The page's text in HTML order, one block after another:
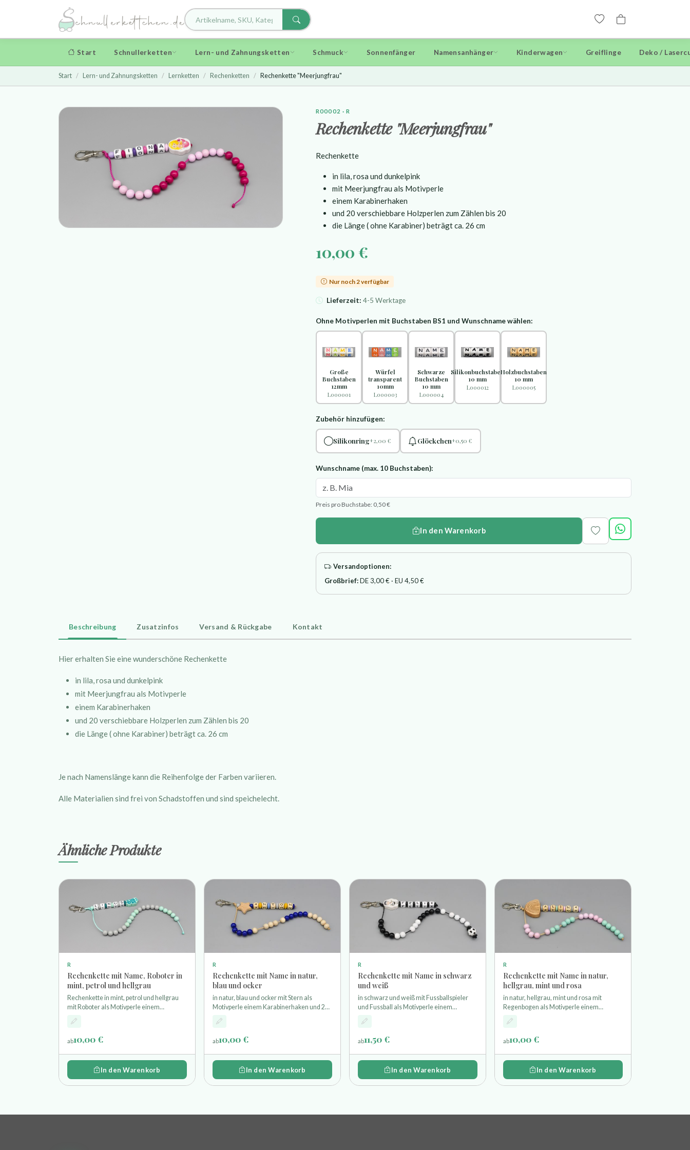
Start Schnullerketten Lern- und Zahnungsketten Schmuck Sonnenfänger Namensanhänger Kinderwagen Greiflinge Deko /
Start Lern- und Zahnungsketten Lernketten Rechenketten Rechenkette "Meerjungfrau"
R00002 · R
Rechenkette "Meerjungfrau"
Rechenkette
in lila, rosa und dunkelpink
mit Meerjungfrau als Motivperle
einem Karabinerhaken
und 20 verschiebbare Holzperlen zum Zählen bis 20
die Länge ( ohne Karabiner) beträgt ca. 26 cm
10,00 €
Nur noch 2 verfügbar
Lieferzeit: 4-5 Werktage
Ohne Motivperlen mit Buchstaben BS1 und Wunschname wählen:
Große
Buchstaben
12mm
L000001
Würfel
transparent
10mm
L000003
Schwarze
Buchstaben
10 mm
L000004
Silikonbuchstaben
10 mm
L000012
Holzbuchstaben
10 mm
L000005
Zubehör hinzufügen:
Silikonring+2,00 € Glöckchen+0,50 €
Wunschname (max. 10 Buchstaben):
Preis pro Buchstabe: 0,50 €
In den Warenkorb
Versandoptionen:
Großbrief:DE 3,00 € · EU 4,50 €
Beschreibung Zusatzinfos Versand & Rückgabe Kontakt
Hier erhalten Sie eine wunderschöne Rechenkette
in lila, rosa und dunkelpink
mit Meerjungfrau als Motivperle
einem Karabinerhaken
und 20 verschiebbare Holzperlen zum Zählen bis 20
die Länge ( ohne Karabiner) beträgt ca. 26 cm
Je nach Namenslänge kann die Reihenfolge der Farben variieren.
Alle Materialien sind frei von Schadstoffen und sind speichelecht.
Ähnliche Produkte
R
Rechenkette mit Name, Roboter in
mint, petrol und hellgrau
Rechenkette in mint, petrol und hellgrau
mit Roboter als Motivperle einem
Karabinerhaken und 20 Holzperlen zum
Zählen bis 20 Länge der Kette (ohne
Karabiner) ist ca. 26cm
ab10,00 €
In den Warenkorb
R
Rechenkette mit Name in natur,
blau und ocker
in natur, blau und ocker mit Stern als
Motivperle einem Karabinerhaken und 20
Holzperlen zum Zählen bis 20 Länge der
Kette (ohne Karabiner) ist ca. 26cm
ab10,00 €
In den Warenkorb
R
Rechenkette mit Name in schwarz
und weiß
in schwarz und weiß mit Fussballspieler
und Fussball als Motivperle einem
Karabinerhaken und 20 Holzperlen zum
Zählen bis 20 Länge der Kette (ohne
Karabiner) ist ca. 26cm
ab11,50 €
In den Warenkorb
R
Rechenkette mit Name in natur,
hellgrau, mint und rosa
in natur, hellgrau, mint und rosa mit
Regenbogen als Motivperle einem
Karabinerhaken und 20 Holzperlen zum
Zählen bis 20 Länge der Kette (ohne
Karabiner) ist ca. 26cm
ab10,00 €
In den Warenkorb